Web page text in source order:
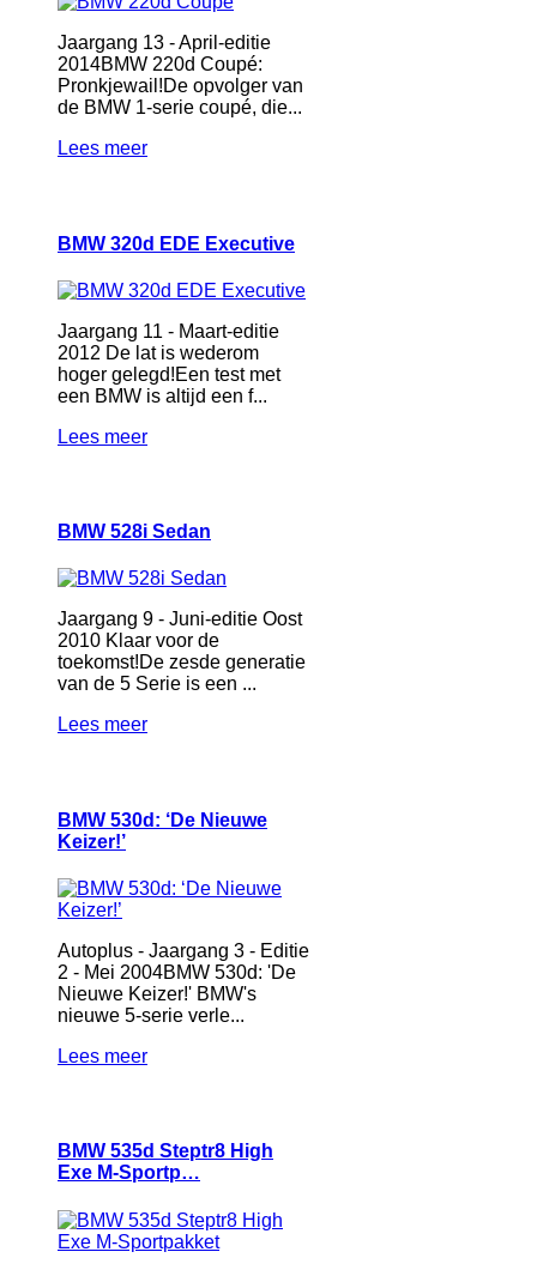
Jaargang 13 - April-editie
2014BMW 220d Coupé:
Pronkjewail!De opvolger van
de BMW 1-serie coupé, die...
Lees meer
BMW 320d EDE Executive
Jaargang 11 - Maart-editie
2012 De lat is wederom
hoger gelegd!Een test met
een BMW is altijd een f...
Lees meer
BMW 528i Sedan
Jaargang 9 - Juni-editie Oost
2010 Klaar voor de
toekomst!De zesde generatie
van de 5 Serie is een ...
Lees meer
BMW 530d: ‘De Nieuwe
Keizer!’
Autoplus - Jaargang 3 - Editie
2 - Mei 2004BMW 530d: 'De
Nieuwe Keizer!' BMW's
nieuwe 5-serie verle...
Lees meer
BMW 535d Steptr8 High
Exe M-Sportp…